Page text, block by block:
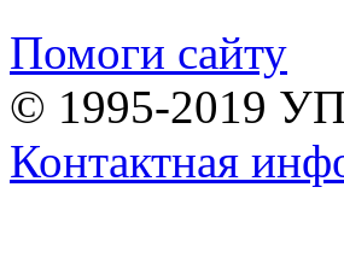
Помоги сайту
© 1995-2019
Контактная